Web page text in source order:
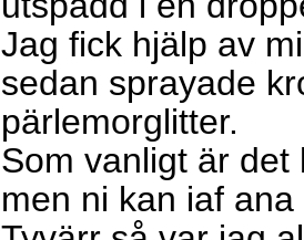
Jag fick hjälp av
sedan sprayade
pärlemorglitter.
Som vanligt är
men ni kan iaf